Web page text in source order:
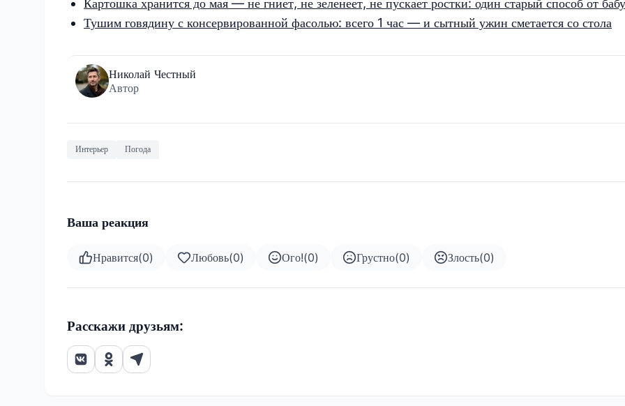
Картошка хранится до мая — не гниет, не зеленеет, не пускает ростки: один старый способ от
Тушим говядину с консервированной фасолью: всего 1 час — и сытный ужин сметается со стола
Николай Честный
Автор
Интерьер Погода
Ваша реакция
Нравится(0) Любовь(0) Ого!(0) Грустно(0) Злость(0)
Расскажи друзьям: